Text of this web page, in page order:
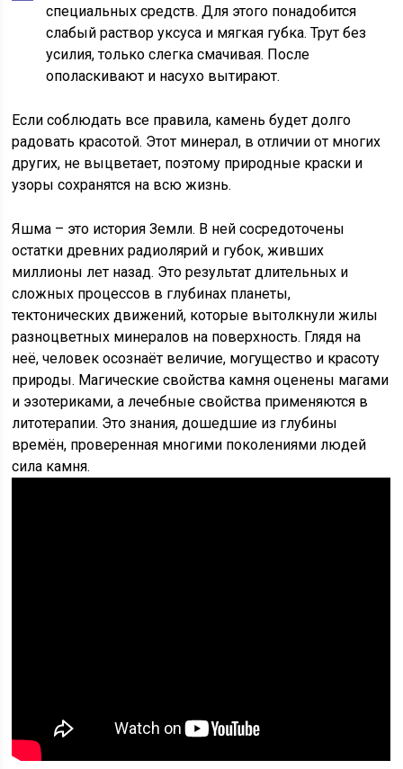
специальных средств. Для этого понадобится
слабый раствор уксуса и мягкая губка. Трут без
усилия, только слегка смачивая. После
ополаскивают и насухо вытирают.
Если соблюдать все правила, камень будет долго
радовать красотой. Этот минерал, в отличии от многих
других, не выцветает, поэтому природные краски и
узоры сохранятся на всю жизнь.
Яшма – это история Земли. В ней сосредоточены
остатки древних радиолярий и губок, живших
миллионы лет назад. Это результат длительных и
сложных процессов в глубинах планеты,
тектонических движений, которые вытолкнули жилы
разноцветных минералов на поверхность. Глядя на
неё, человек осознаёт величие, могущество и красоту
природы. Магические свойства камня оценены магами
и эзотериками, а лечебные свойства применяются в
литотерапии. Это знания, дошедшие из глубины
времён, проверенная многими поколениями людей
сила камня.